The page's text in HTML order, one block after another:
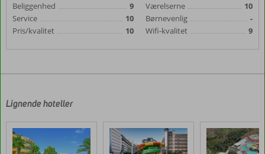
Beliggenhed
9
Service
10
Pris/kvalitet
10
Værelserne
10
Børnevenlig
-
Wifi-kvalitet
9
Lignende hoteller